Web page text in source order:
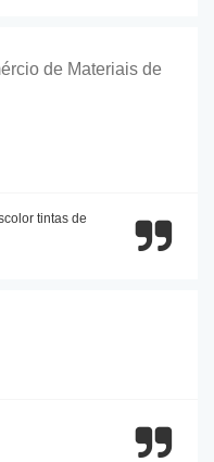
de Materiais de
tintas de